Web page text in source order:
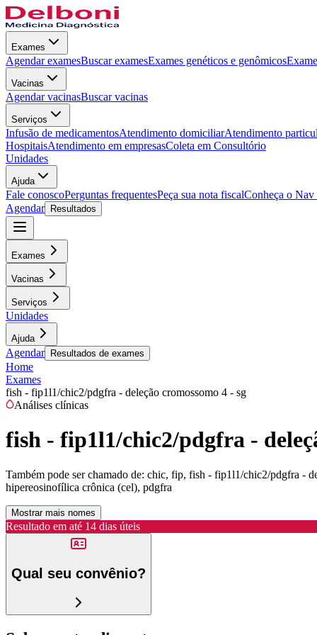
Exames
Agendar examesBuscar examesExames genéticos e genômicos
Vacinas
Agendar vacinasBuscar vacinas
Serviços
Infusão de medicamentosAtendimento domiciliarAtendimento
HospitaisAtendimento em empresasColeta em Consultório
Unidades
Ajuda
Fale conoscoPerguntas frequentesPeça sua nota fiscalConheça o Nav
Agendar
Resultados
Exames
Vacinas
Serviços
Unidades
Ajuda
Agendar Resultados de exames
Home
Exames
fish - fip1l1/chic2/pdgfra - deleção cromossomo 4 - sg
Análises clínicas
fish - fip1l1/chic2/pdgfra -
Também pode ser chamado de: chic, fip, fish - fip1l1/chic2/pdgfra -
hipereosinofílica crônica (cel), pdgfra
Mostrar mais nomes
Resultado em até 14 dias úteis
Qual seu convênio?